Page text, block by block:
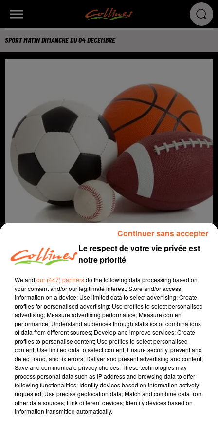
SPORT MATIN DIMANCHE DU 04 DECEMBRE
Infos
4 décembre 2022 - 38 min 9 sec
SPORT MATIN DIMANCHE DU 04 DECEMBRE
Jean Grellier - Patrice Bémanangy
Le sport près de chez vous
Au programme : football, basket, handball, volley,
Le respect de votre vie privée est
notre priorité
We and our (447) partnersdo the following data processing based on
your consent and/or our legitimate interest: Store and/or access
information on a device; Use limited data to select advertising; Create
profiles for personalised advertising; Use profiles to select personalised
advertising; Measure advertising performance; Measure content
performance; Understand audiences through statistics or combinations
of data from different sources; Develop and improve services; Create
profiles to personalise content; Use profiles to select personalised
content; Use limited data to select content; Ensure security, prevent and
detect fraud, and fix errors; Deliver and present advertising and content;
Save and communicate privacy choices. These technologies may
process personal data such as IP address and browsing data to offer
following functionalities: Identify devices based on information actively
requested; Use precise geolocation data; Match and combine data from
other data sources; Link different devices; Identify devices based on
information transmitted automatically.
Continuer sans accepter